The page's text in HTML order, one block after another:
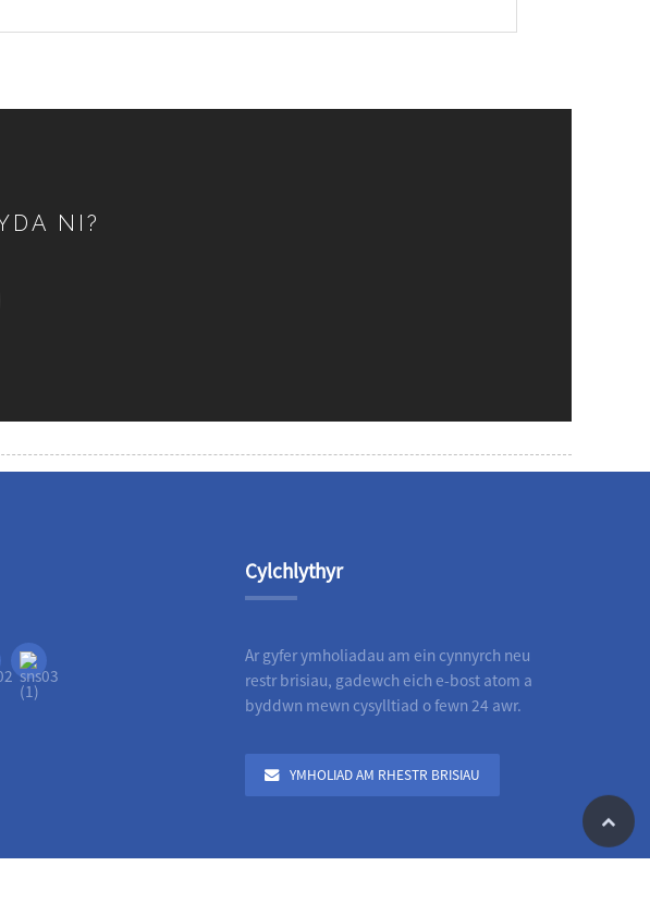
NI?
Cylchlythyr
Ar gyfer ymholiadau am ein cynnyrch neu
restr brisiau, gadewch eich e-bost atom a
byddwn mewn cysylltiad o fewn 24 awr.
YMHOLIAD AM RHESTR BRISIAU